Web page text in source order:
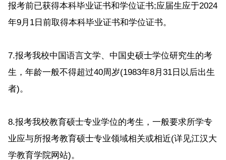
报考前已获得本科毕业证书和学位证书;应届生应于2024
年9月1日前取得本科毕业证书和学位证书。
7.报考我校中国语言文学、中国史硕士学位研究生的考
生，年龄一般不得超过40周岁(1983年8月31日以后出生
者)。
8.报考我校教育硕士专业学位的考生，一般要求所学专
业应与所报考教育硕士专业领域相关或相近(详见江汉大
学教育学院网站)。